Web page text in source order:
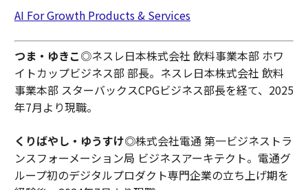
AI For Growth Products & Services
つま・ゆきこ◎ネスレ日本株式会社 飲料事業本部 ホワ
イトカップビジネス部 部長。ネスレ日本株式会社 飲料
事業本部 スターバックスCPGビジネス部長を経て、2025
年7月より現職。
くりばやし・ゆうすけ◎株式会社電通 第一ビジネストラ
ンスフォーメーション局 ビジネスアーキテクト。電通グ
ループ初のデジタルプロダクト専門企業の立ち上げ期を